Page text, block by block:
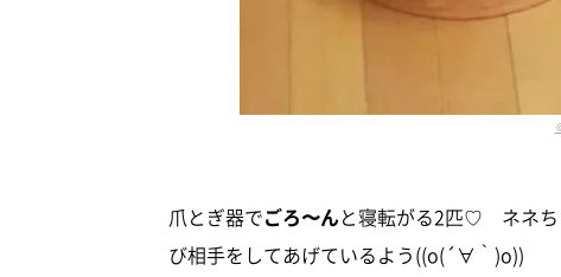
爪とぎ器でごろ〜んと寝転がる2匹♡ ネネち
び相手をしてあげているよう((o(´∀｀)o))